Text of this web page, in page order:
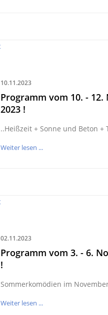
10.11.2023
Programm vom 10. - 12.
2023 !
..Heißzeit + Sonne und Beton +
Weiter lesen ...
02.11.2023
Programm vom 3. - 6.
!
Sommerkomödien im
Weiter lesen ...